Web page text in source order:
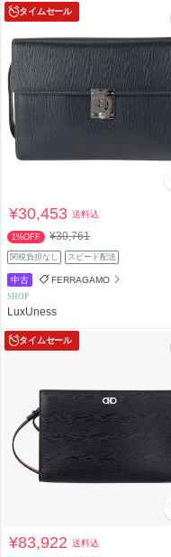
タイムセール
¥30,453送料込
1%OFF ¥30,761
関税負担なし スピード配送
中古 FERRAGAMO
SHOP
LuxUness
タイムセール
¥83,922送料込